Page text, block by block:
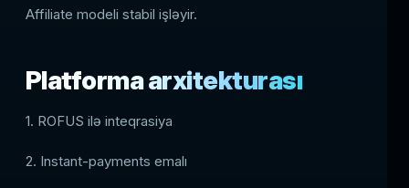
Affiliate modeli stabil işləyir.
Platforma arxitekturası
1. ROFUS ilə inteqrasiya
2. Instant-payments emalı